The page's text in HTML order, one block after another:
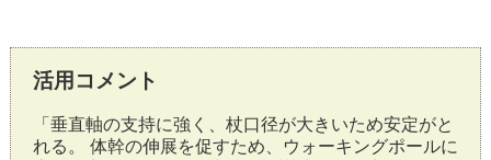
活用コメント
「垂直軸の支持に強く、杖口径が大きいため安定がと
れる。 体幹の伸展を促すため、ウォーキングポールに